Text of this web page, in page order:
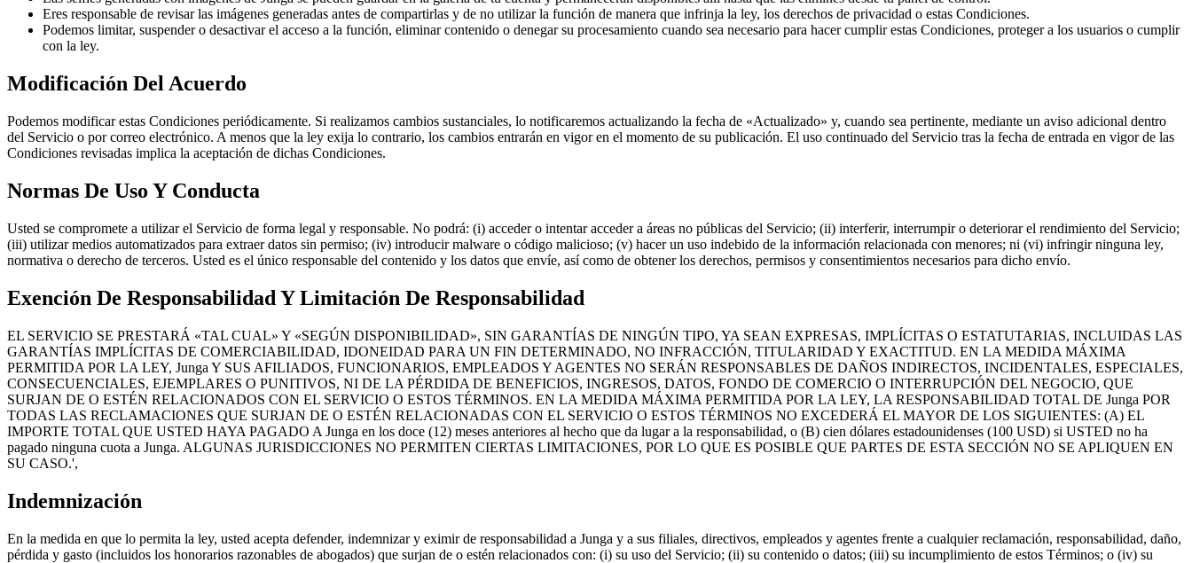
Eres responsable de revisar las imágenes generadas antes de compartirlas y de no utilizar la función de manera que infrinja la ley, los derechos de privacidad o estas Condiciones.
Podemos limitar, suspender o desactivar el acceso a la función, eliminar contenido o denegar su procesamiento cuando sea necesario para hacer cumplir estas Condiciones, proteger a los usuarios o cumplir
con la ley.
Modificación Del Acuerdo
Podemos modificar estas Condiciones periódicamente. Si realizamos cambios sustanciales, lo notificaremos actualizando la fecha de «Actualizado» y, cuando sea pertinente, mediante un aviso adicional dentro
del Servicio o por correo electrónico. A menos que la ley exija lo contrario, los cambios entrarán en vigor en el momento de su publicación. El uso continuado del Servicio tras la fecha de entrada en vigor de las
Condiciones revisadas implica la aceptación de dichas Condiciones.
Normas De Uso Y Conducta
Usted se compromete a utilizar el Servicio de forma legal y responsable. No podrá: (i) acceder o intentar acceder a áreas no públicas del Servicio; (ii) interferir, interrumpir o deteriorar el rendimiento del Servicio;
(iii) utilizar medios automatizados para extraer datos sin permiso; (iv) introducir malware o código malicioso; (v) hacer un uso indebido de la información relacionada con menores; ni (vi) infringir ninguna ley,
normativa o derecho de terceros. Usted es el único responsable del contenido y los datos que envíe, así como de obtener los derechos, permisos y consentimientos necesarios para dicho envío.
Exención De Responsabilidad Y Limitación De Responsabilidad
EL SERVICIO SE PRESTARÁ «TAL CUAL» Y «SEGÚN DISPONIBILIDAD», SIN GARANTÍAS DE NINGÚN TIPO, YA SEAN EXPRESAS, IMPLÍCITAS O ESTATUTARIAS, INCLUIDAS LAS
GARANTÍAS IMPLÍCITAS DE COMERCIABILIDAD, IDONEIDAD PARA UN FIN DETERMINADO, NO INFRACCIÓN, TITULARIDAD Y EXACTITUD. EN LA MEDIDA MÁXIMA
PERMITIDA POR LA LEY, Junga Y SUS AFILIADOS, FUNCIONARIOS, EMPLEADOS Y AGENTES NO SERÁN RESPONSABLES DE DAÑOS INDIRECTOS, INCIDENTALES, ESPECIALES,
CONSECUENCIALES, EJEMPLARES O PUNITIVOS, NI DE LA PÉRDIDA DE BENEFICIOS, INGRESOS, DATOS, FONDO DE COMERCIO O INTERRUPCIÓN DEL NEGOCIO, QUE
SURJAN DE O ESTÉN RELACIONADOS CON EL SERVICIO O ESTOS TÉRMINOS. EN LA MEDIDA MÁXIMA PERMITIDA POR LA LEY, LA RESPONSABILIDAD TOTAL DE Junga POR
TODAS LAS RECLAMACIONES QUE SURJAN DE O ESTÉN RELACIONADAS CON EL SERVICIO O ESTOS TÉRMINOS NO EXCEDERÁ EL MAYOR DE LOS SIGUIENTES: (A) EL
IMPORTE TOTAL QUE USTED HAYA PAGADO A Junga en los doce (12) meses anteriores al hecho que da lugar a la responsabilidad, o (B) cien dólares estadounidenses (100 USD) si USTED no ha
pagado ninguna cuota a Junga. ALGUNAS JURISDICCIONES NO PERMITEN CIERTAS LIMITACIONES, POR LO QUE ES POSIBLE QUE PARTES DE ESTA SECCIÓN NO SE APLIQUEN EN
SU CASO.',
Indemnización
En la medida en que lo permita la ley, usted acepta defender, indemnizar y eximir de responsabilidad a Junga y a sus filiales, directivos, empleados y agentes frente a cualquier reclamación, responsabilidad, daño,
pérdida y gasto (incluidos los honorarios razonables de abogados) que surjan de o estén relacionados con: (i) su uso del Servicio; (ii) su contenido o datos; (iii) su incumplimiento de estos Términos; o (iv) su